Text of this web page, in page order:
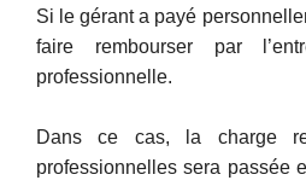
Si le gérant a payé
faire rembourser par
professionnelle.
Dans ce cas, la charge
professionnelles sera passée